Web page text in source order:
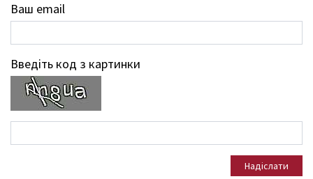
Ваш email
Введіть код з картинки
Надіслати